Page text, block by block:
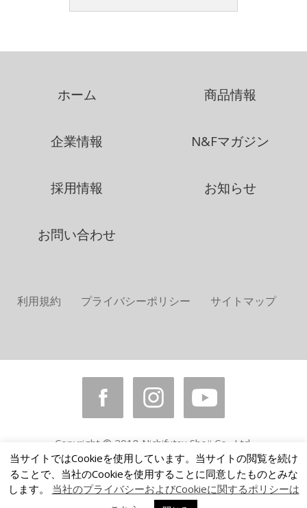
ホーム 商品情報
企業情報 N&Fマガジン
採用情報 お知らせ
お問い合わせ
利用規約 プライバシーポリシー サイトマップ
Copyright © 2018 Nichifutsu Shoji Co., Ltd.
All rights reserved.
当サイトではCookieを使用しています。当サイトの閲覧を続け
ることで、当社のCookieを使用することに同意したものとみな
します。 当社のプライバシーおよびCookieに関するポリシーは